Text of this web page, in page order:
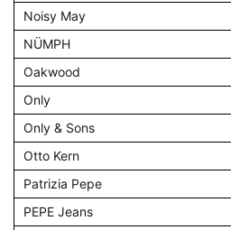
Noisy May
NÜMPH
Oakwood
Only
Only & Sons
Otto Kern
Patrizia Pepe
PEPE Jeans